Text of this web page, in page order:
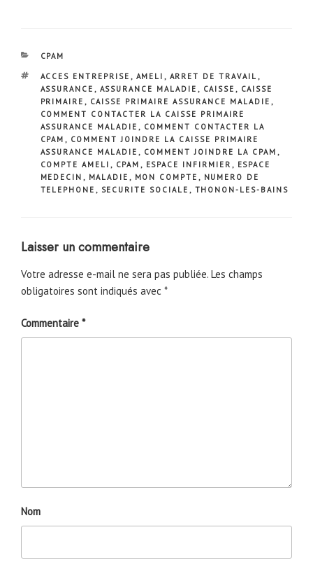
CATÉGORIES
CPAM
ÉTIQUETTES
ACCES ENTREPRISE , AMELI , ARRET DE TRAVAIL ,
ASSURANCE , ASSURANCE MALADIE , CAISSE , CAISSE
PRIMAIRE , CAISSE PRIMAIRE ASSURANCE MALADIE ,
COMMENT CONTACTER LA CAISSE PRIMAIRE
ASSURANCE MALADIE , COMMENT CONTACTER LA
CPAM , COMMENT JOINDRE LA CAISSE PRIMAIRE
ASSURANCE MALADIE , COMMENT JOINDRE LA CPAM ,
COMPTE AMELI , CPAM , ESPACE INFIRMIER , ESPACE
MEDECIN , MALADIE , MON COMPTE , NUMERO DE
TELEPHONE , SECURITE SOCIALE , THONON-LES-BAINS
Laisser un commentaire
Votre adresse e-mail ne sera pas publiée. Les champs
obligatoires sont indiqués avec *
Commentaire *
Nom